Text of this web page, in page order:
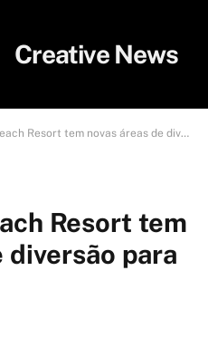
tem novas áreas de diversão para as crianças
Resort tem
diversão para